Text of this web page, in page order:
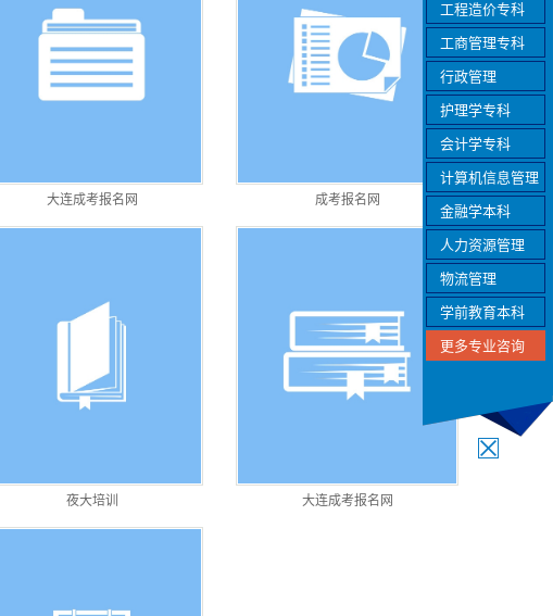
大连成考报名网 成考报名网
夜大培训 大连成考报名网
工程造价专科
工商管理专科
行政管理
护理学专科
会计学专科
计算机信息管理
金融学本科
人力资源管理
物流管理
学前教育本科
更多专业咨询